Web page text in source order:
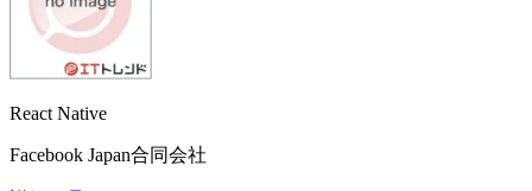
React Native
Facebook Japan合同会社